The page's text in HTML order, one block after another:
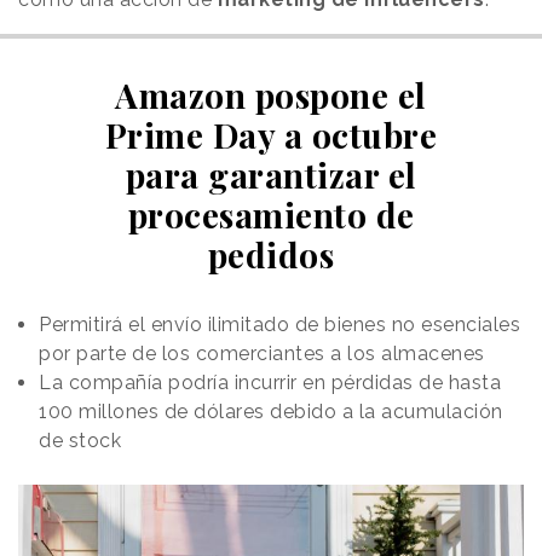
Amazon pospone el
Prime Day a octubre
para garantizar el
procesamiento de
pedidos
Permitirá el envío ilimitado de bienes no esenciales
por parte de los comerciantes a los almacenes
La compañía podría incurrir en pérdidas de hasta
100 millones de dólares debido a la acumulación
de stock